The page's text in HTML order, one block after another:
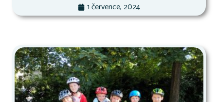
1 července, 2024